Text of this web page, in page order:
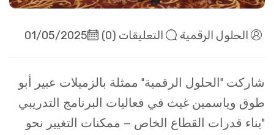
الحلول الرقمية التعليقات (0) 01/05/2025
شاركت "الحلول الرقمية" ممثلة بالزميلات عبير أبو
طوق وياسمين غيث في فعاليات البرنامج التدريبي
"بناء قدرات القطاع الخاص – ممكنات التغيير نحو